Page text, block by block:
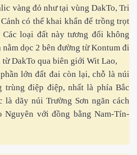
vàng đỏ như tại vùng DakTo, Tri
có thể khai khẩn để trồng trọt
Các loại đất này tương đối không
nằm dọc 2 bên đường từ Kontum đi
từ DakTo qua biên giới Wit Lao,
lớn đất đai còn lại, chỗ là núi
trùng điệp điệp, nhất là phía Bắc
là dãy núi Trường Sơn ngăn cách
Nguyên với đồng bằng Nam-Tín-